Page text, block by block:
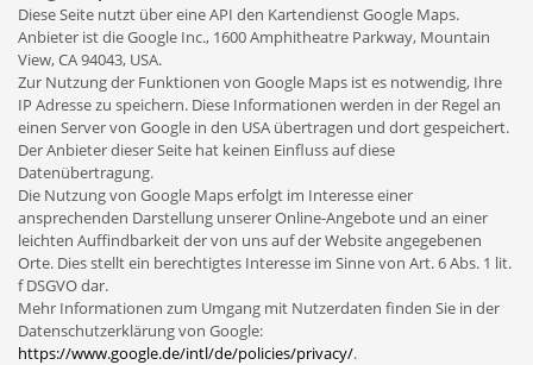
Diese Seite nutzt über eine API den Kartendienst Google Maps.
Anbieter ist die Google Inc., 1600 Amphitheatre Parkway, Mountain
View, CA 94043, USA.
Zur Nutzung der Funktionen von Google Maps ist es notwendig, Ihre
IP Adresse zu speichern. Diese Informationen werden in der Regel an
einen Server von Google in den USA übertragen und dort gespeichert.
Der Anbieter dieser Seite hat keinen Einfluss auf diese
Datenübertragung.
Die Nutzung von Google Maps erfolgt im Interesse einer
ansprechenden Darstellung unserer Online-Angebote und an einer
leichten Auffindbarkeit der von uns auf der Website angegebenen
Orte. Dies stellt ein berechtigtes Interesse im Sinne von Art. 6 Abs. 1 lit.
f DSGVO dar.
Mehr Informationen zum Umgang mit Nutzerdaten finden Sie in der
Datenschutzerklärung von Google:
https://www.google.de/intl/de/policies/privacy/.